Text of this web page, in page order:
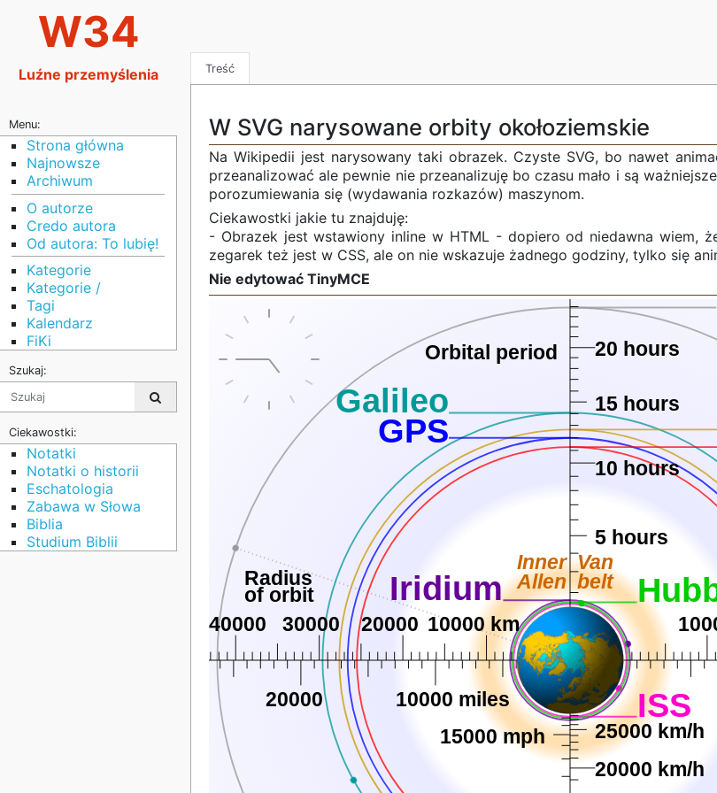
W34
Luźne przemyślenia
Menu:
Strona główna
Najnowsze
Archiwum
O autorze
Credo autora
Od autora: To lubię!
Kategorie
Kategorie /
Tagi
Kalendarz
FiKi
Szukaj:
Ciekawostki:
Notatki
Notatki o historii
Eschatologia
Zabawa w Słowa
Biblia
Studium Biblii
Treść
W SVG narysowane orbity okołoziemskie
Na Wikipedii jest narysowany taki obrazek. Czyste SVG, bo nawet
przeanalizować ale pewnie nie przeanalizuję bo czasu mało i są
porozumiewania się (wydawania rozkazów) maszynom.
Ciekawostki jakie tu znajduję:
- Obrazek jest wstawiony inline w HTML - dopiero od niedawna wiem,
zegarek też jest w CSS, ale on nie wskazuje żadnego godziny, tylko się
Nie edytować TinyMCE
Inner Van
Allen belt
Galileo
GPS
Iridium
ISS
Radius
of orbit
10000 km
20000
30000
40000
10000 miles
20000
Orbital period
5 hours
10 hours
15 hours
20 hours
25000 km/h
20000 km/h
15000 mph